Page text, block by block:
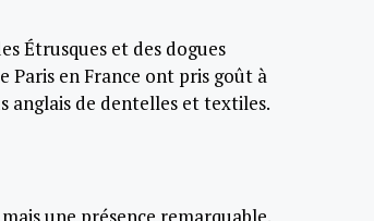
Étrusques et des dogues
Paris en France ont pris goût à
anglais de dentelles et textiles.